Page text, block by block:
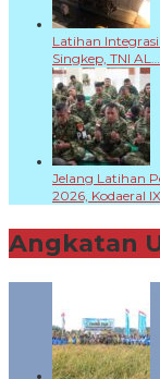
Latihan
Singkep, TNI AL…
Jelang Latihan
2026, Kodaeral IX
Angkatan